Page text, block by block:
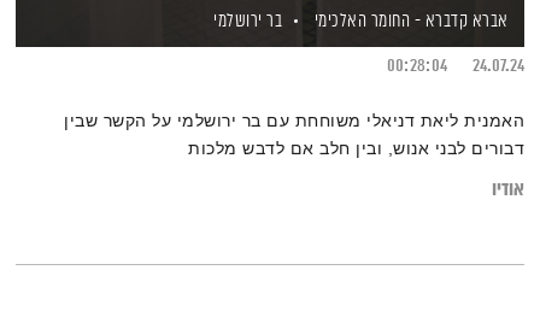
אברא קדברא - החומר האלכימי
בר ירושלמי
24.07.24
00:28:04
האמנית ליאת דניאלי משוחחת עם בר ירושלמי על הקשר שבין
דבורים לבני אנוש, ובין חלב אם לדבש מלכות
אודיו